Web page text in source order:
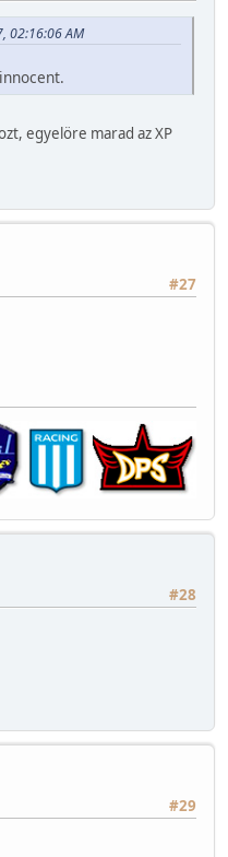
02:16:06 AM
egyelöre marad az XP
#27
#28
#29